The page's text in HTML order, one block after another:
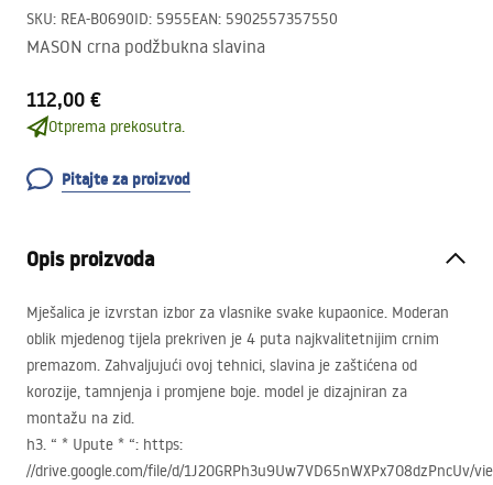
SKU: REA-B0690ID: 5955EAN: 5902557357550
MASON crna podžbukna slavina
112,00 €
Otprema prekosutra.
Pitajte za proizvod
Opis proizvoda
Mješalica je izvrstan izbor za vlasnike svake kupaonice. Moderan
oblik mjedenog tijela prekriven je 4 puta najkvalitetnijim crnim
premazom. Zahvaljujući ovoj tehnici, slavina je zaštićena od
korozije, tamnjenja i promjene boje. model je dizajniran za
montažu na zid.
h3. “ * Upute * “: https:
//drive.google.com/file/d/1J2OGRPh3u9Uw7VD65nWXPx7O8dzPncUv/